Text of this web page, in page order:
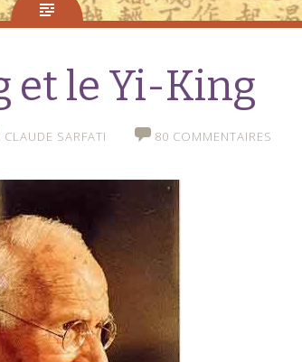
et le Yi-King
CLAUDE SARFATI 80 COMMENTAIRES